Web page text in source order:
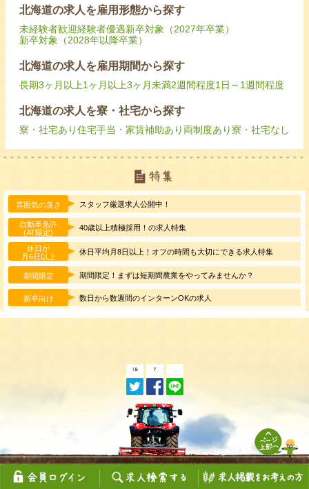
北海道の求人を雇用形態から探す
未経験者歓迎経験者優遇新卒対象（2027年卒業）
新卒対象（2028年以降卒業）
北海道の求人を雇用期間から探す
長期3ヶ月以上1ヶ月以上3ヶ月未満2週間程度1日～1週間程度
北海道の求人を寮・社宅から探す
寮・社宅あり住宅手当・家賃補助あり 両制度あり寮・社宅なし
雰囲気の良さ スタッフ厳選求人公開中！
自動車免許
(AT限定)
40歳以上積極採用！の求人特集
休日が
月6日以上
休日平均月8日以上！オフの時間も大切にできる求人特集
期間限定 期間限定！まずは短期間農業をやってみませんか？
新卒向け 数日から数週間のインターンOKの求人